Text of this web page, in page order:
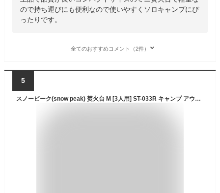
ので持ち運びにも便利なので使いやすくソロキャンプにぴ
ったりです。
全てのおすすめコメント（2件）
5
スノーピーク(snow peak) 焚火台 M [3人用] ST-033R キャンプ アウトドア